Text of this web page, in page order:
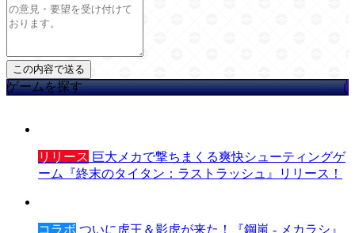
ゲームを探す
リリース 巨大メカで撃ちまくる爽快シューティングゲ
ーム『終末のタイタン：ラストラッシュ』リリース！
コラボ ついに虎王＆影虎が来た！『鋼嵐 - メカラシ』